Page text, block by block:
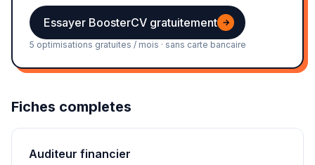
Essayer BoosterCV gratuitement →
5 optimisations gratuites / mois · sans carte bancaire
Fiches completes
Auditeur financier